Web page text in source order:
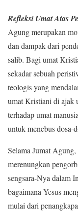
Refleksi Umat Atas
Agung merupakan
dan dampak dari
salib. Bagi umat
sekadar sebuah
teologis yang
umat Kristiani di ajak
terhadap umat
untuk menebus dosa-
Selama Jumat
merenungkan
sengsara-Nya dalam
bagaimana Yesus
mulai dari